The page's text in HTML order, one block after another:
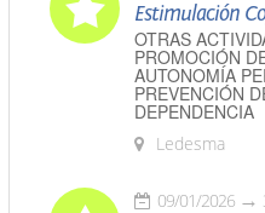
Estimulación
OTRAS
PROMOCIÓN
AUTONOMÍA
PREVENCIÓN
DEPENDENCIA
Ledesma
09/01/2026